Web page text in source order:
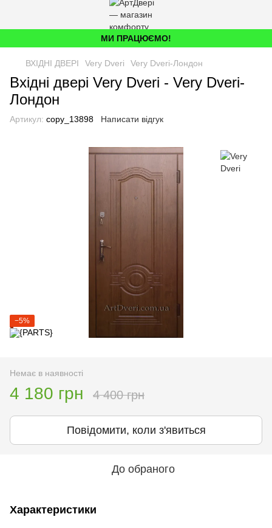
МИ ПРАЦЮЄМО!
ВХІДНІ ДВЕРІ Very Dveri Very Dveri-Лондон
Вхідні двері Very Dveri - Very Dveri-
Лондон
Артикул: copy_13898 Написати відгук
−5%
Немає в наявності
4 180 грн 4 400 грн
Повідомити, коли з'явиться
До обраного
Характеристики